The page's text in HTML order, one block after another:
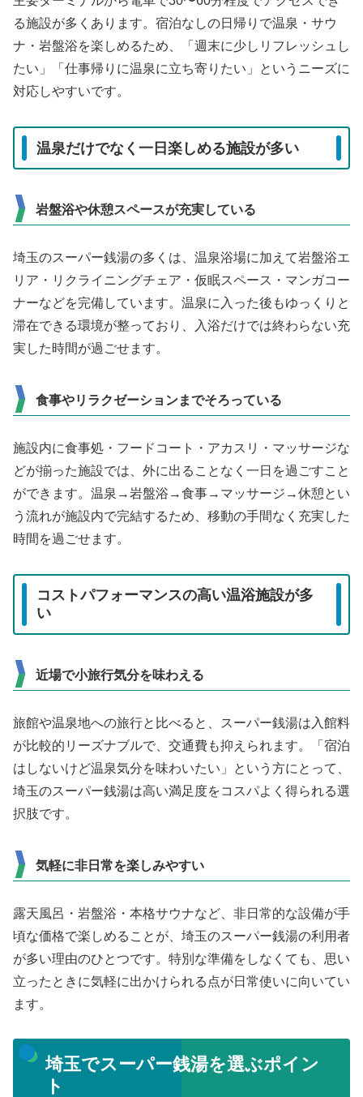
る施設が多くあります。宿泊なしの日帰りで温泉・サウ
ナ・岩盤浴を楽しめるため、「週末に少しリフレッシュし
たい」「仕事帰りに温泉に立ち寄りたい」というニーズに
対応しやすいです。
温泉だけでなく一日楽しめる施設が多い
岩盤浴や休憩スペースが充実している
埼玉のスーパー銭湯の多くは、温泉浴場に加えて岩盤浴エ
リア・リクライニングチェア・仮眠スペース・マンガコー
ナーなどを完備しています。温泉に入った後もゆっくりと
滞在できる環境が整っており、入浴だけでは終わらない充
実した時間が過ごせます。
食事やリラクゼーションまでそろっている
施設内に食事処・フードコート・アカスリ・マッサージな
どが揃った施設では、外に出ることなく一日を過ごすこと
ができます。温泉→岩盤浴→食事→マッサージ→休憩とい
う流れが施設内で完結するため、移動の手間なく充実した
時間を過ごせます。
コストパフォーマンスの高い温浴施設が多
い
近場で小旅行気分を味わえる
旅館や温泉地への旅行と比べると、スーパー銭湯は入館料
が比較的リーズナブルで、交通費も抑えられます。「宿泊
はしないけど温泉気分を味わいたい」という方にとって、
埼玉のスーパー銭湯は高い満足度をコスパよく得られる選
択肢です。
気軽に非日常を楽しみやすい
露天風呂・岩盤浴・本格サウナなど、非日常的な設備が手
頃な価格で楽しめることが、埼玉のスーパー銭湯の利用者
が多い理由のひとつです。特別な準備をしなくても、思い
立ったときに気軽に出かけられる点が日常使いに向いてい
ます。
埼玉でスーパー銭湯を選ぶポイン
ト